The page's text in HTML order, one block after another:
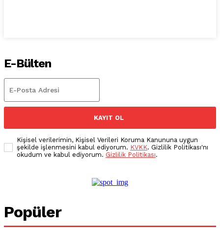
E-Bülten
KAYIT OL
Kişisel verilerimin, Kişisel Verileri Koruma Kanununa uygun
şekilde işlenmesini kabul ediyorum. KVKK. Gizlilik Politikası'nı
okudum ve kabul ediyorum. Gizlilik Politikası.
Popüler